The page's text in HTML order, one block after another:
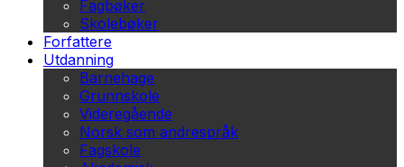
Fagbøker
Skolebøker
Forfattere
Utdanning
Barnehage
Grunnskole
Videregående
Norsk som andrespråk
Fagskole